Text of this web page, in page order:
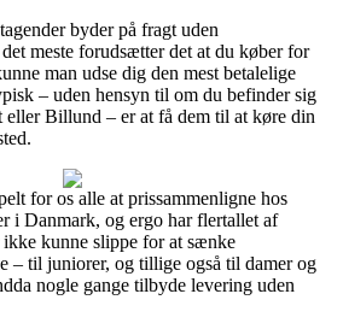
byder på fragt uden
meste forudsætter det at du køber for
man udse dig den mest betalelige
– uden hensyn til om du befinder sig
Billund – er at få dem til at køre din
for os alle at prissammenligne hos
i Danmark, og ergo har flertallet af
kunne slippe for at sænke
– til juniorer, og tillige også til damer og
nogle gange tilbyde levering uden